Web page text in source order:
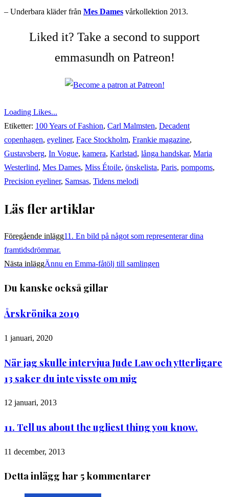
– Underbara kläder från Mes Dames vårkollektion 2013.
Liked it? Take a second to support
emmasundh on Patreon!
Loading Likes...
Etiketter: 100 Years of Fashion, Carl Malmsten, Decadent
copenhagen, eyeliner, Face Stockholm, Frankie magazine,
Gustavsberg, In Vogue, kamera, Karlstad, långa handskar, Maria
Westerlind, Mes Dames, Miss Étoile, önskelista, Paris, pompoms,
Precision eyeliner, Samsas, Tidens melodi
Läs fler artiklar
Föregående inlägg11. En bild på något som representerar dina
framtidsdrömmar.
Nästa inläggÄnnu en Emma-fåtölj till samlingen
Du kanske också gillar
Årskrönika 2019
1 januari, 2020
När jag skulle intervjua Jude Law och ytterligare
13 saker du inte visste om mig
12 januari, 2013
11. Tell us about the ugliest thing you know.
11 december, 2013
Detta inlägg har 5 kommentarer